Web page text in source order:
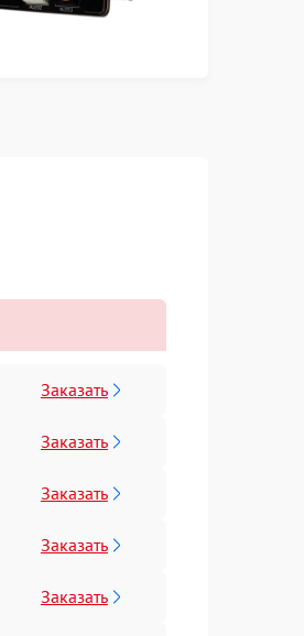
Заказать
Заказать
Заказать
Заказать
Заказать